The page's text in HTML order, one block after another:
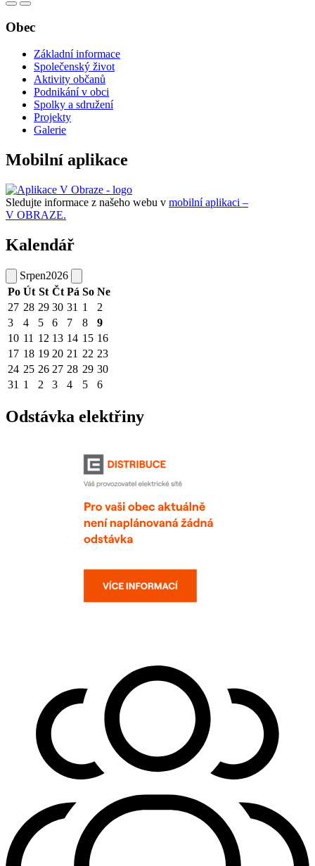
Obec
Základní informace
Společenský život
Aktivity občanů
Podnikání v obci
Spolky a sdružení
Projekty
Galerie
Mobilní aplikace
Sledujte informace z našeho webu v mobilní aplikaci –
V OBRAZE.
Kalendář
Srpen2026
Po Út St Čt Pá So Ne
27 28 29 30 31 1
2
3
4 5 6 7 8
9
10 11 12 13 14 15 16
17 18 19 20 21 22 23
24 25 26 27 28 29 30
31 1 2 3 4 5 6
Odstávka elektřiny